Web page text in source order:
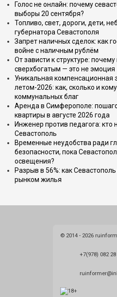
Голос не онлайн: почему
выборы 20 сентября?
Топливо, свет, дороги, дети,
губернатора Севастополя
Запрет наличных сделок: как
войне с наличным рублём
От зависти к структуре:
сверхбогатым — это не эмоция
Уникальная компенсационная
летом-2026: как, сколько и
коммунальных благ
Аренда в Симферополе:
квартиры в августе 2026 года
Инженер против педагога:
Севастополь
Временные неудобства ради
безопасности, пока
освещения?
Разрыв в 56%: как
рынком жилья
© 2014 - 2026
+7(978) 082 28